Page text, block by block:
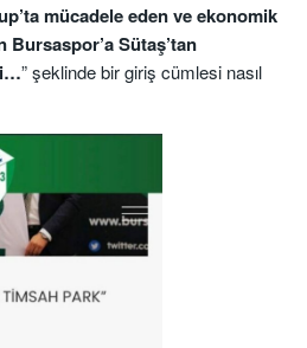
mücadele eden ve ekonomik
Sütaş’tan
” şeklinde bir giriş cümlesi nasıl